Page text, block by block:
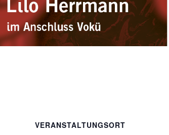
VERANSTALTUNGSORT